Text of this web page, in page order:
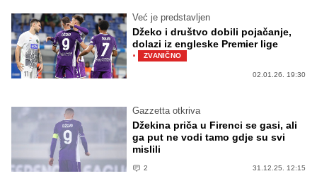
Već je predstavljen
Džeko i društvo dobili pojačanje,
dolazi iz engleske Premier lige
· ZVANIČNO
02.01.26. 19:30
Gazzetta otkriva
Džekina priča u Firenci se gasi, ali
ga put ne vodi tamo gdje su svi
mislili
2 31.12.25. 12:15